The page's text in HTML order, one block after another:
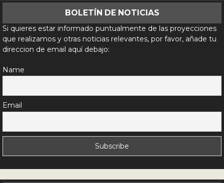
BOLETÍN DE NOTICIAS
Si quieres estar informado puntualmente de las proyecciones
que realizamos y otras noticias relevantes, por favor, añade tu
direccion de email aquí debajo:
Name
Email